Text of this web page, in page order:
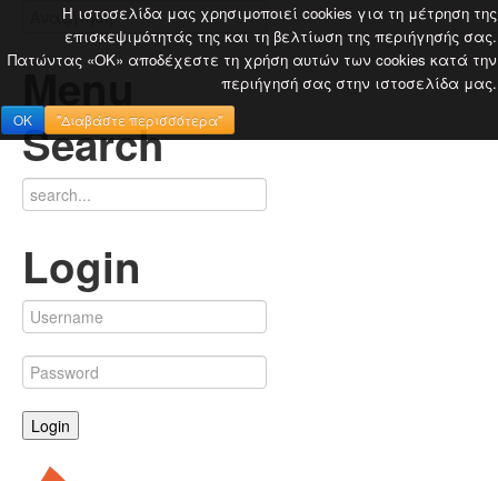
Η ιστοσελίδα μας χρησιμοποιεί cookies για τη μέτρηση της
επισκεψιμότητάς της και τη βελτίωση της περιήγησής σας.
Πατώντας «OK» αποδέχεστε τη χρήση αυτών των cookies κατά την
περιήγησή σας στην ιστοσελίδα μας.
OK "Διαβάστε περισσότερα"
Menu
Search
Login